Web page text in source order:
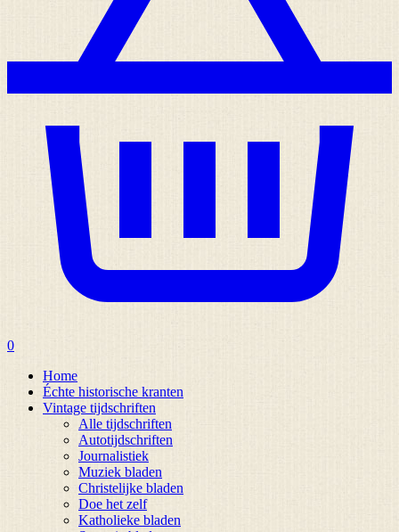
0
Home
Échte historische kranten
Vintage tijdschriften
Alle tijdschriften
Autotijdschriften
Journalistiek
Muziek bladen
Christelijke bladen
Doe het zelf
Katholieke bladen